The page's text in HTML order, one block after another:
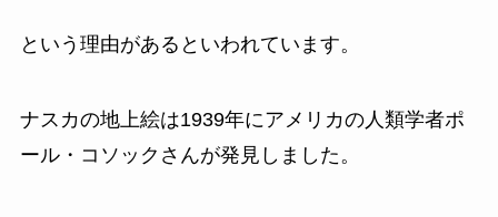
という理由があるといわれています。
ナスカの地上絵は1939年にアメリカの人類学者ポ
ール・コソックさんが発見しました。